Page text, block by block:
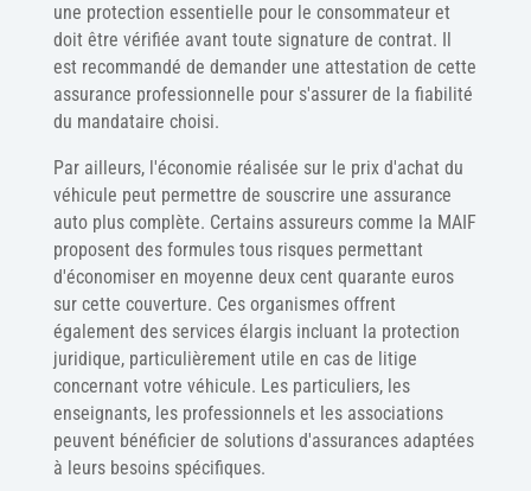
une protection essentielle pour le consommateur et
doit être vérifiée avant toute signature de contrat. Il
est recommandé de demander une attestation de cette
assurance professionnelle pour s'assurer de la fiabilité
du mandataire choisi.
Par ailleurs, l'économie réalisée sur le prix d'achat du
véhicule peut permettre de souscrire une assurance
auto plus complète. Certains assureurs comme la MAIF
proposent des formules tous risques permettant
d'économiser en moyenne deux cent quarante euros
sur cette couverture. Ces organismes offrent
également des services élargis incluant la protection
juridique, particulièrement utile en cas de litige
concernant votre véhicule. Les particuliers, les
enseignants, les professionnels et les associations
peuvent bénéficier de solutions d'assurances adaptées
à leurs besoins spécifiques.